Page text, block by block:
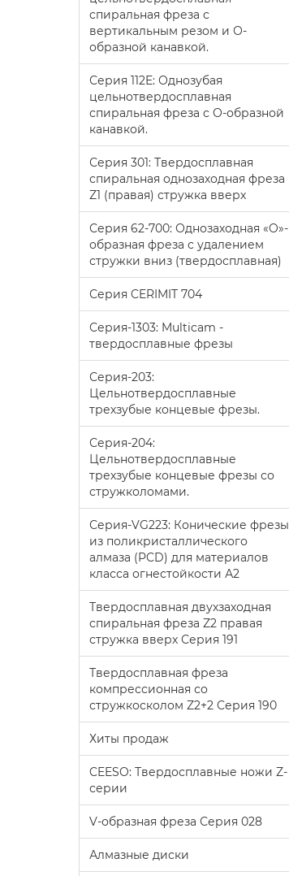
спиральная фреза с
вертикальным резом и О-
образной канавкой.
Серия 112E: Однозубая
цельнотвердосплавная
спиральная фреза с О-образной
канавкой.
Серия 301: Твердосплавная
спиральная однозаходная фреза
Z1 (правая) стружка вверх
Серия 62-700: Однозаходная «O»-
образная фреза с удалением
стружки вниз (твердосплавная)
Серия CERIMIT 704
Серия-1303: Multicam -
твердосплавные фрезы
Серия-203:
Цельнотвердосплавные
трехзубые концевые фрезы.
Серия-204:
Цельнотвердосплавные
трехзубые концевые фрезы со
стружколомами.
Серия-VG223: Конические фрезы
из поликристаллического
алмаза (PCD) для материалов
класса огнестойкости А2
Твердосплавная двухзаходная
спиральная фреза Z2 правая
стружка вверх Серия 191
Твердосплавная фреза
компрессионная со
стружкосколом Z2+2 Серия 190
Хиты продаж
CEESO: Твердосплавные ножи Z-
серии
V-образная фреза Серия 028
Алмазные диски